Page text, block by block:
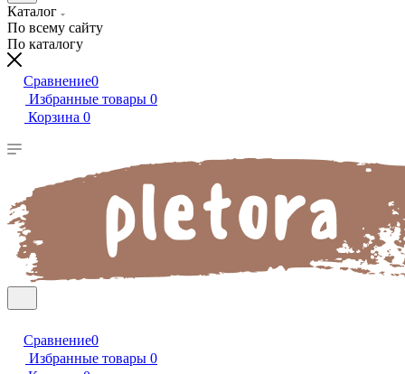
Каталог
По всему сайту
По каталогу
Сравнение0
Избранные товары 0
Корзина 0
Сравнение0
Избранные товары 0